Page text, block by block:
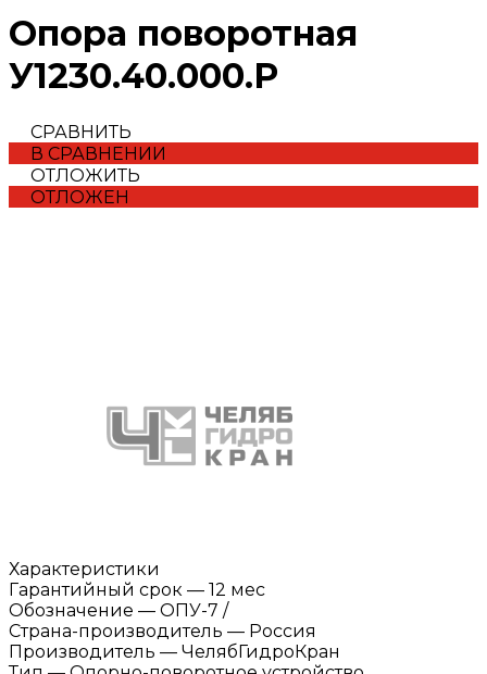
Опора поворотная
У1230.40.000.Р
СРАВНИТЬ
В СРАВНЕНИИ
ОТЛОЖИТЬ
ОТЛОЖЕН
Характеристики
Гарантийный срок — 12 мес
Обозначение — ОПУ-7 /
Страна-производитель — Россия
Производитель — ЧелябГидроКран